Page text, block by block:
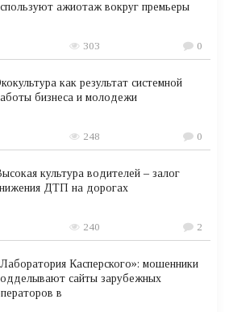
ажиотаж вокруг премьеры
303 0
как результат системной
бизнеса и молодежи
248 0
культура водителей – залог
ДТП на дорогах
240 2
Касперского»: мошенники
сайты зарубежных
в